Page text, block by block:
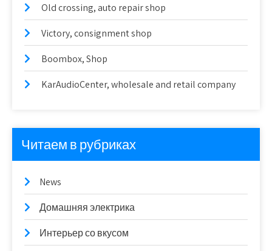
Old crossing, auto repair shop
Victory, consignment shop
Boombox, Shop
KarAudioCenter, wholesale and retail company
Читаем в рубриках
News
Домашняя электрика
Интерьер со вкусом